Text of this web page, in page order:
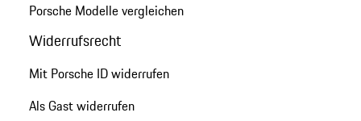
Porsche Modelle vergleichen
Widerrufsrecht
Mit Porsche ID widerrufen
Als Gast widerrufen